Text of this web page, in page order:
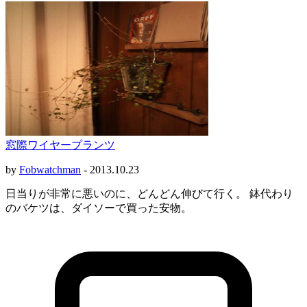
窓際ワイヤープランツ
by Fobwatchman - 2013.10.23
日当りが非常に悪いのに、どんどん伸びて行く。 鉢代わり
のバケツは、ダイソーで買った安物。